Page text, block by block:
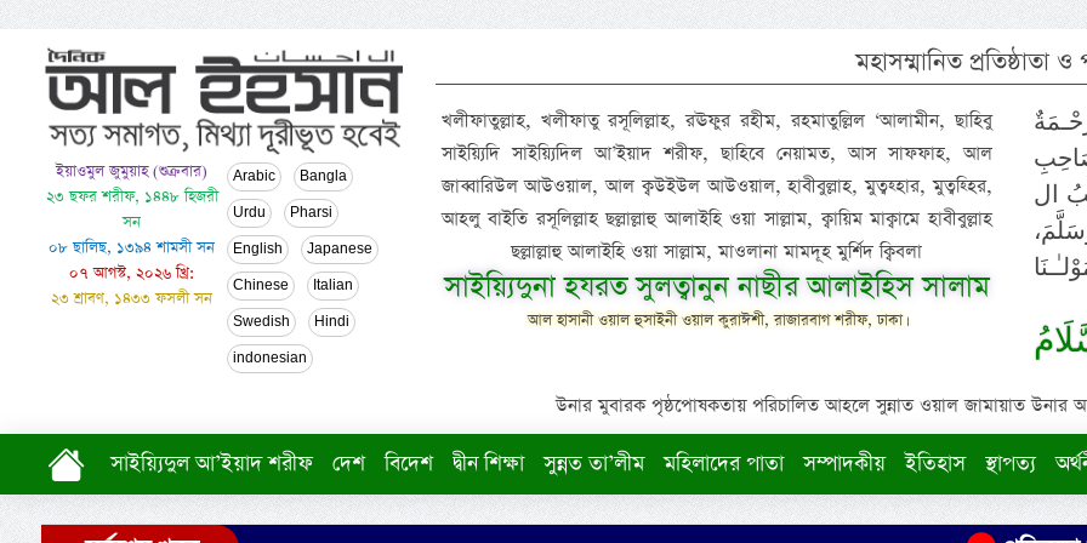
ইয়াওমুল জুমুয়াহ (শুক্রবার)
২৩ ছফর শরীফ, ১৪৪৮ হিজরী
সন
০৮ ছালিছ, ১৩৯৪ শামসী সন
০৭ আগস্ট, ২০২৬ খ্রি:
২৩ শ্রাবণ, ১৪৩৩ ফসলী সন
Arabic Bangla
Urdu Pharsi
English Japanese
Chinese Italian
Swedish Hindi
indonesian
মহাসম্মানিত প্রতিষ্ঠাতা
খলীফাতুল্লাহ, খলীফাতু রসূলিল্লাহ, রঊফুর রহীম, রহমাতুল্লিল ‘আলামীন, ছাহিবু
সাইয়্যিদি সাইয়্যিদিল আ’ইয়াদ শরীফ, ছাহিবে নেয়ামত, আস সাফফাহ, আল
জাব্বারিউল আউওয়াল, আল ক্বউইউল আউওয়াল, হাবীবুল্লাহ, মুত্বহ্হার, মুত্বহ্হির,
আহলু বাইতি রসূলিল্লাহ ছল্লাল্লাহু আলাইহি ওয়া সাল্লাম, ক্বায়িম মাক্বামে হাবীবুল্লাহ
ছল্লাল্লাহু আলাইহি ওয়া সাল্লাম, মাওলানা মামদূহ মুর্শিদ ক্বিবলা
সাইয়্যিদুনা হযরত সুলত্বানুন নাছীর আলাইহিস সালাম
আল হাসানী ওয়াল হুসাইনী ওয়াল কুরাঈশী, রাজারবাগ শরীফ, ঢাকা।
ال
উনার মুবারক পৃষ্ঠপোষকতায় পরিচালিত আহলে সুন্নাত ওয়াল জামায়াত উনার
সাইয়্যিদুল আ’ইয়াদ শরীফ দেশ বিদেশ দ্বীন শিক্ষা সুন্নত তা’লীম মহিলাদের পাতা সম্পাদকীয় ইতিহাস স্থাপত্য